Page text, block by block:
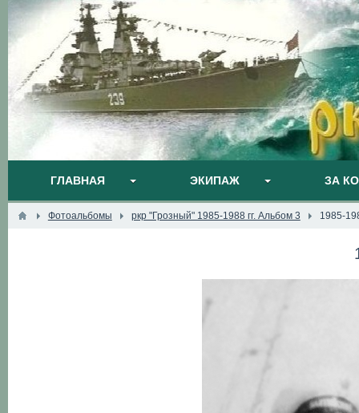
ГЛАВНАЯ ЭКИПАЖ ЗА
Фотоальбомы ркр "Грозный" 1985-1988 гг. Альбом 3 1985-